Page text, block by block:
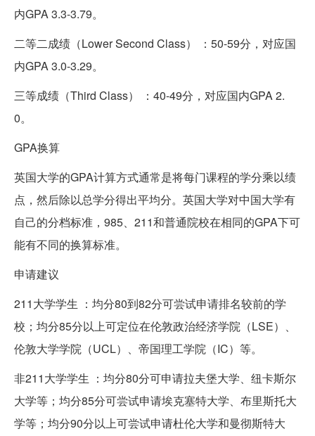
内GPA 3.3-3.79。
二等二成绩（Lower Second Class） ：50-59分，对应国
内GPA 3.0-3.29。
三等成绩（Third Class） ：40-49分，对应国内GPA 2.
0。
GPA换算
英国大学的GPA计算方式通常是将每门课程的学分乘以绩
点，然后除以总学分得出平均分。英国大学对中国大学有
自己的分档标准，985、211和普通院校在相同的GPA下可
能有不同的换算标准。
申请建议
211大学学生 ：均分80到82分可尝试申请排名较前的学
校；均分85分以上可定位在伦敦政治经济学院（LSE）、
伦敦大学学院（UCL）、帝国理工学院（IC）等。
非211大学学生 ：均分80分可申请拉夫堡大学、纽卡斯尔
大学等；均分85分可尝试申请埃克塞特大学、布里斯托大
学等；均分90分以上可尝试申请杜伦大学和曼彻斯特大